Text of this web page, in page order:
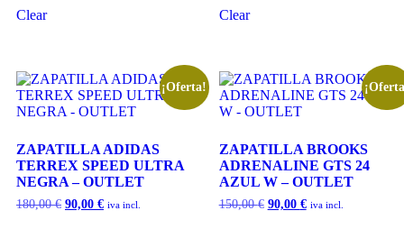
Clear Clear
¡Oferta!
ZAPATILLA ADIDAS
TERREX SPEED ULTRA
NEGRA – OUTLET
180,00€ 90,00 € iva incl.
ZAPATILLA BROOKS
ADRENALINE GTS 24
AZUL W – OUTLET
150,00€ 90,00 € iva incl.